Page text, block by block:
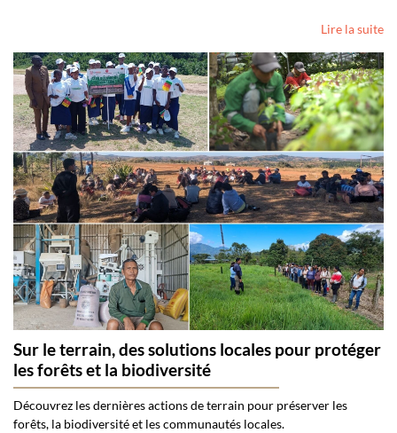
Lire la suite
Sur le terrain, des solutions locales pour protéger
les forêts et la biodiversité
Découvrez les dernières actions de terrain pour préserver les
forêts, la biodiversité et les communautés locales.